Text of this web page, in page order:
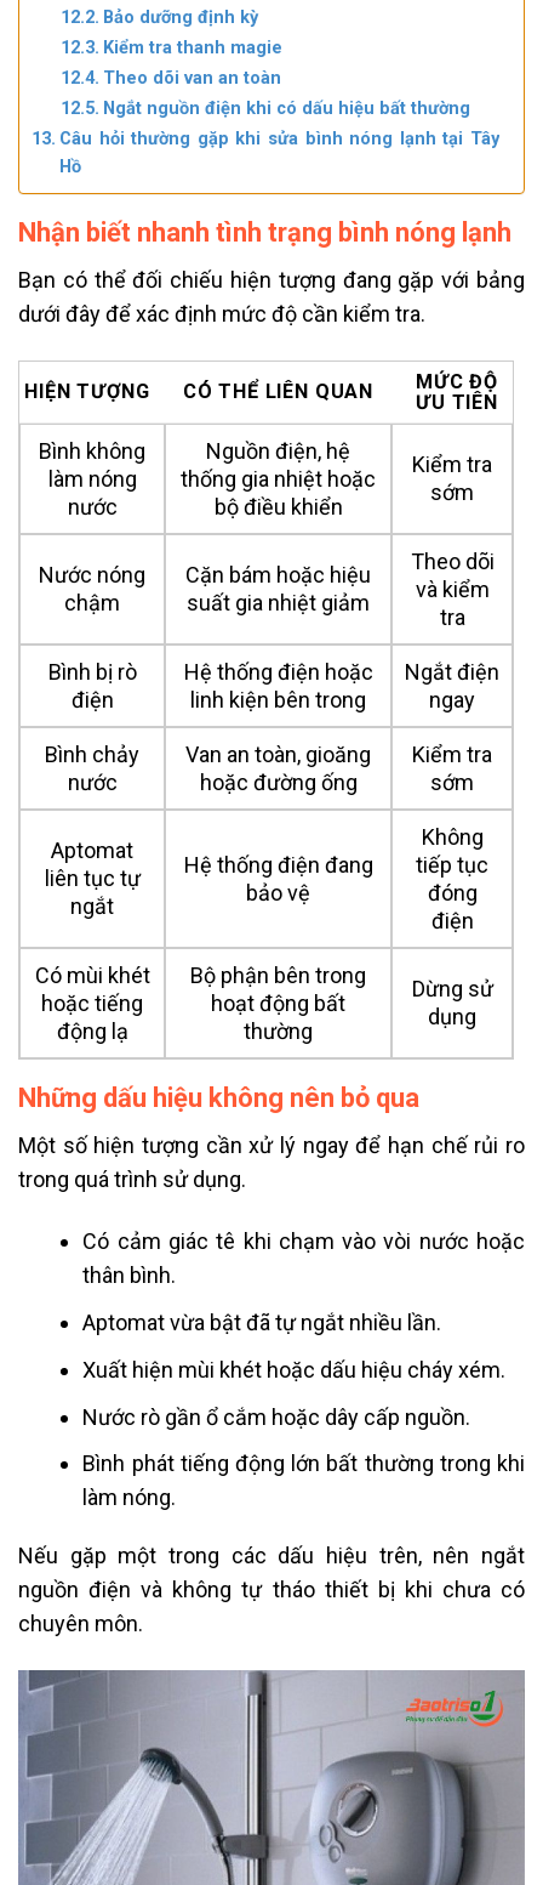
Bảo dưỡng định kỳ
Kiểm tra thanh magie
Theo dõi van an toàn
Ngắt nguồn điện khi có dấu hiệu bất thường
Câu hỏi thường gặp khi sửa bình nóng lạnh tại Tây
Hồ
Nhận biết nhanh tình trạng bình nóng lạnh
Bạn có thể đối chiếu hiện tượng đang gặp với bảng
dưới đây để xác định mức độ cần kiểm tra.
HIỆN TƯỢNG CÓ THỂ LIÊN QUAN
MỨC ĐỘ
ƯU TIÊN
Bình không
làm nóng
nước
Nguồn điện, hệ
thống gia nhiệt hoặc
bộ điều khiển
Kiểm tra
sớm
Nước nóng
chậm
Cặn bám hoặc hiệu
suất gia nhiệt giảm
Theo dõi
và kiểm
tra
Bình bị rò
điện
Hệ thống điện hoặc
linh kiện bên trong
Ngắt điện
ngay
Bình chảy
nước
Van an toàn, gioăng
hoặc đường ống
Kiểm tra
sớm
Aptomat
liên tục tự
ngắt
Hệ thống điện đang
bảo vệ
Không
tiếp tục
đóng
điện
Có mùi khét
hoặc tiếng
động lạ
Bộ phận bên trong
hoạt động bất
thường
Dừng sử
dụng
Những dấu hiệu không nên bỏ qua
Một số hiện tượng cần xử lý ngay để hạn chế rủi ro
trong quá trình sử dụng.
Có cảm giác tê khi chạm vào vòi nước hoặc
thân bình.
Aptomat vừa bật đã tự ngắt nhiều lần.
Xuất hiện mùi khét hoặc dấu hiệu cháy xém.
Nước rò gần ổ cắm hoặc dây cấp nguồn.
Bình phát tiếng động lớn bất thường trong khi
làm nóng.
Nếu gặp một trong các dấu hiệu trên, nên ngắt
nguồn điện và không tự tháo thiết bị khi chưa có
chuyên môn.